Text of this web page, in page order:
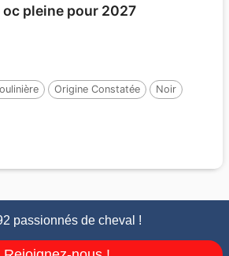
pleine pour 2027
Origine Constatée
Noir
passionnés de cheval !